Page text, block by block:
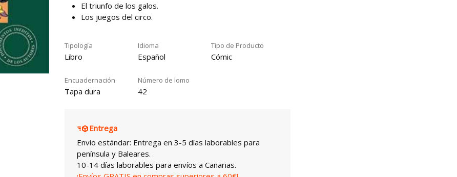
El triunfo de los galos.
Los juegos del circo.
Tipología
Libro
Idioma
Español
Tipo de Producto
Cómic
Encuadernación
Tapa dura
Número de lomo
42
Entrega
Envío estándar: Entrega en 3-5 días laborables para
península y Baleares.
10-14 días laborables para envíos a Canarias.